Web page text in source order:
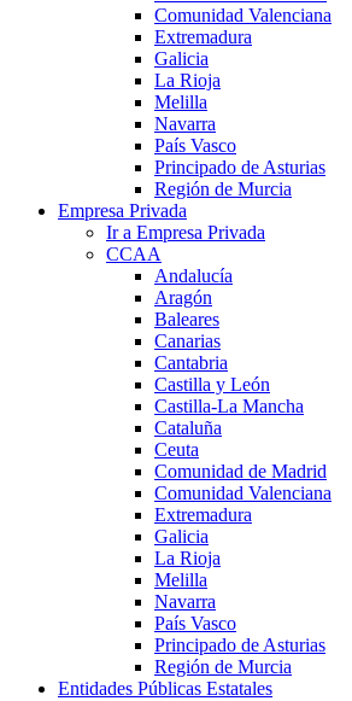
Comunidad Valenciana
Extremadura
Galicia
La Rioja
Melilla
Navarra
País Vasco
Principado de Asturias
Región de Murcia
Empresa Privada
Ir a Empresa Privada
CCAA
Andalucía
Aragón
Baleares
Canarias
Cantabria
Castilla y León
Castilla-La Mancha
Cataluña
Ceuta
Comunidad de Madrid
Comunidad Valenciana
Extremadura
Galicia
La Rioja
Melilla
Navarra
País Vasco
Principado de Asturias
Región de Murcia
Entidades Públicas Estatales